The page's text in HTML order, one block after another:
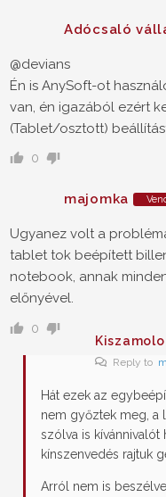
Adócsaló
@devians
Én is AnySoft-ot
van, én igazából ezért
(Tablet/osztott)
0
majomka
Ugyanez volt a
tablet tok beépített
notebook, annak
előnyével.
0
Kiszamolo
Reply to
Hát ezek az
nem győztek meg, a
szólva is kívánnivalót
kínszenvedés rajtuk
Arról nem is